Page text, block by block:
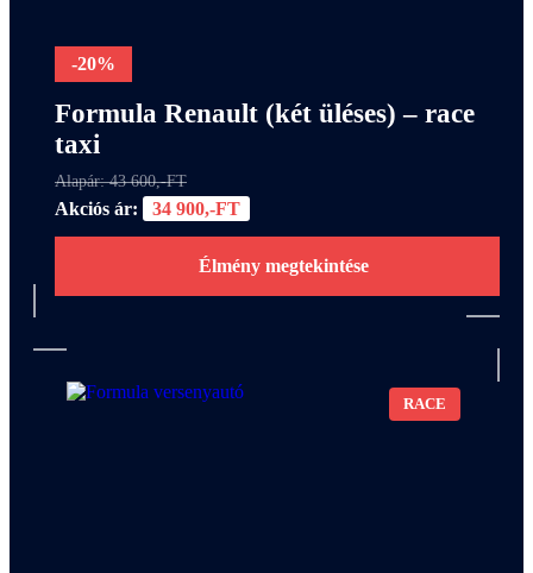
-20%
Formula Renault (két üléses) – race
taxi
Alapár: 43 600,-FT
Akciós ár: 34 900,-FT
Élmény megtekintése
RACE